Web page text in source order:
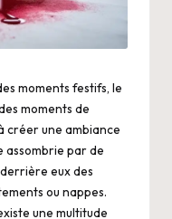
moments festifs, le
moments de
créer une ambiance
par de
eux des
ou nappes.
une multitude